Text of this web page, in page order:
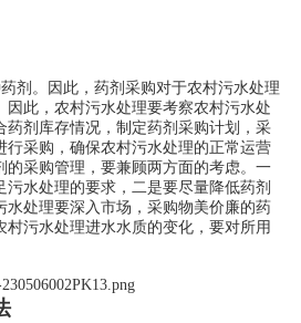
剂。因此，药剂采购对于农村污水处理
因此，农村污水处理要考察农村污水处
药剂库存情况，制定药剂采购计划，采
行采购，确保农村污水处理的正常运营
的采购管理，要兼顾两方面的考虑。一
水处理的要求，二是要尽量降低药剂
水处理要深入市场，采购物美价廉的药
污水处理进水水质的变化，要对所用